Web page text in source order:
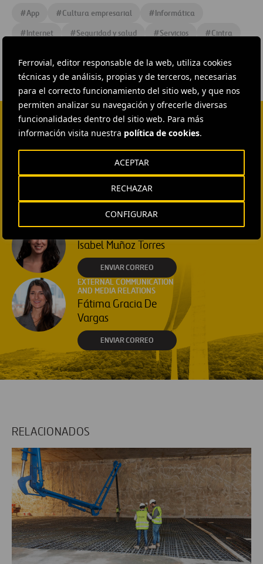
Ferrovial, editor responsable de la web, utiliza cookies
técnicas y de análisis, propias y de terceros, necesarias
para el correcto funcionamiento del sitio web, y que nos
permiten analizar su navegación y ofrecerle diversas
funcionalidades dentro del sitio web. Para más
información visita nuestra política de cookies.
CONFIGURAR
RECHAZAR
ACEPTAR
#App #Cultura empresarial #Informática
#Internet #Seguridad y salud #Servicios #Cintra
CONTACTA CON NOSOTROS
COMMUNICATION AND
INSTITUTIONAL RELATIONS
Ana García Ruiz
Isabel Muñoz Torres
ENVIAR CORREO
EXTERNAL COMMUNICATION
AND MEDIA RELATIONS
Fátima Gracia De
Vargas
ENVIAR CORREO
RELACIONADOS